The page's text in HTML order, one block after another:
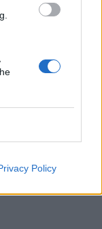
Policy